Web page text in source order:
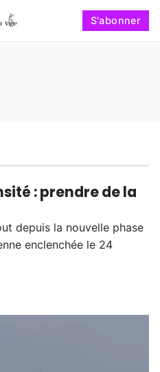
S'abonner
: prendre de la
depuis la nouvelle phase
enclenchée le 24